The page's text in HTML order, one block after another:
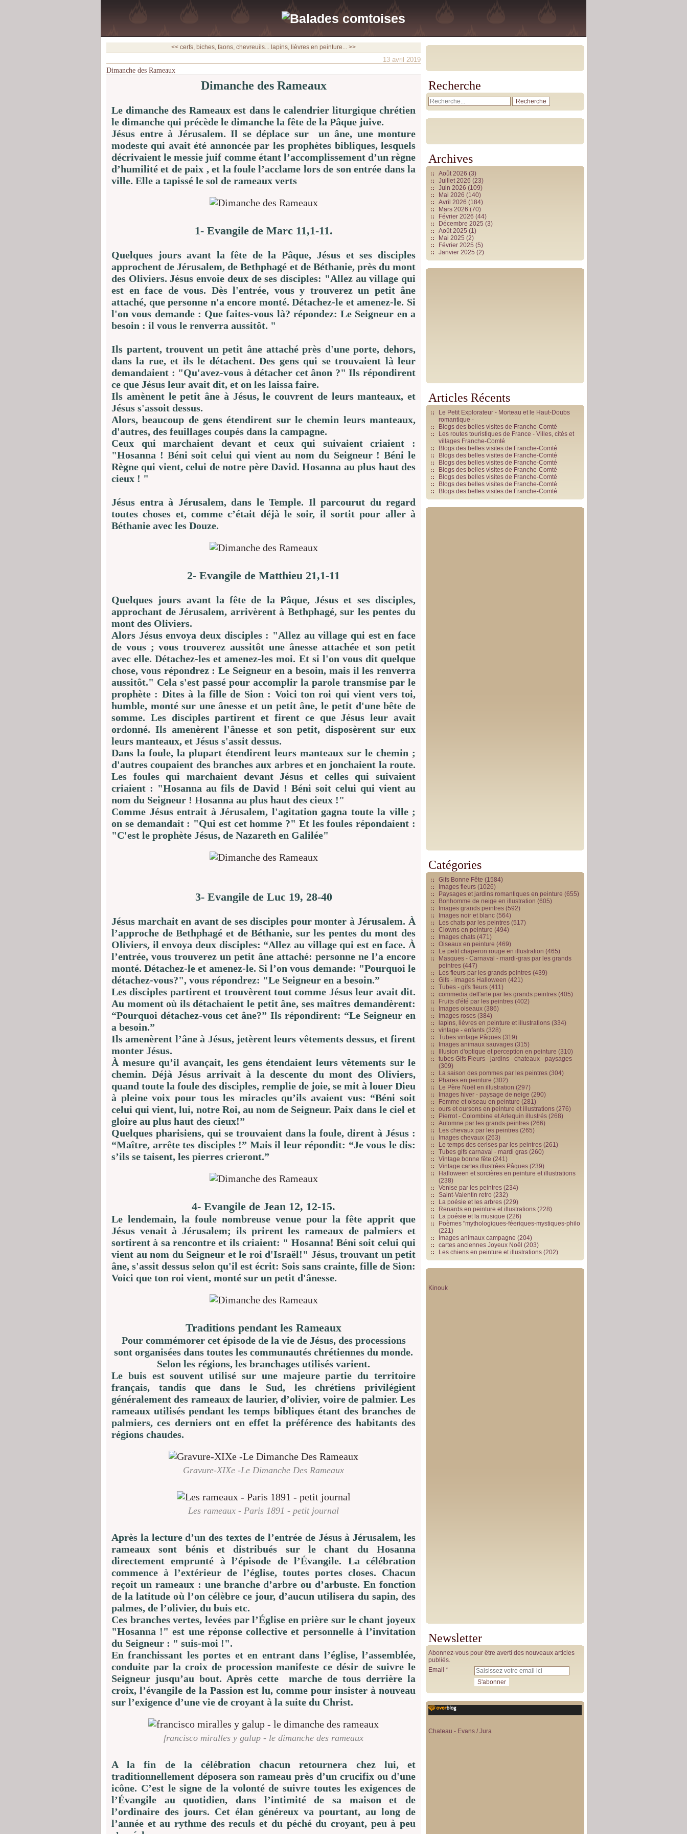
<< cerfs, biches, faons, chevreuils... lapins, lièvres en peinture... >>
13 avril 2019
Dimanche des Rameaux
Dimanche des Rameaux
Le dimanche des Rameaux est dans le calendrier liturgique chrétien
le dimanche qui précède le dimanche la fête de la Pâque juive.
Jésus entre à Jérusalem. Il se déplace sur un âne, une monture
modeste qui avait été annoncée par les prophètes bibliques, lesquels
décrivaient le messie juif comme étant l’accomplissement d’un règne
d’humilité et de paix , et la foule l’acclame lors de son entrée dans la
ville. Elle a tapissé le sol de rameaux verts
1- Evangile de Marc 11,1-11.
Quelques jours avant la fête de la Pâque, Jésus et ses disciples
approchent de Jérusalem, de Bethphagé et de Béthanie, près du mont
des Oliviers. Jésus envoie deux de ses disciples: "Allez au village qui
est en face de vous. Dès l'entrée, vous y trouverez un petit âne
attaché, que personne n'a encore monté. Détachez-le et amenez-le. Si
l'on vous demande : Que faites-vous là? répondez: Le Seigneur en a
besoin : il vous le renverra aussitôt. "
Ils partent, trouvent un petit âne attaché près d'une porte, dehors,
dans la rue, et ils le détachent. Des gens qui se trouvaient là leur
demandaient : "Qu'avez-vous à détacher cet ânon ?" Ils répondirent
ce que Jésus leur avait dit, et on les laissa faire.
Ils amènent le petit âne à Jésus, le couvrent de leurs manteaux, et
Jésus s'assoit dessus.
Alors, beaucoup de gens étendirent sur le chemin leurs manteaux,
d'autres, des feuillages coupés dans la campagne.
Ceux qui marchaient devant et ceux qui suivaient criaient :
"Hosanna ! Béni soit celui qui vient au nom du Seigneur ! Béni le
Règne qui vient, celui de notre père David. Hosanna au plus haut des
cieux ! "
Jésus entra à Jérusalem, dans le Temple. Il parcourut du regard
toutes choses et, comme c’était déjà le soir, il sortit pour aller à
Béthanie avec les Douze.
2- Evangile de Matthieu 21,1-11
Quelques jours avant la fête de la Pâque, Jésus et ses disciples,
approchant de Jérusalem, arrivèrent à Bethphagé, sur les pentes du
mont des Oliviers.
Alors Jésus envoya deux disciples : "Allez au village qui est en face
de vous ; vous trouverez aussitôt une ânesse attachée et son petit
avec elle. Détachez-les et amenez-les moi. Et si l'on vous dit quelque
chose, vous répondrez : Le Seigneur en a besoin, mais il les renverra
aussitôt." Cela s'est passé pour accomplir la parole transmise par le
prophète : Dites à la fille de Sion : Voici ton roi qui vient vers toi,
humble, monté sur une ânesse et un petit âne, le petit d'une bête de
somme. Les disciples partirent et firent ce que Jésus leur avait
ordonné. Ils amenèrent l'ânesse et son petit, disposèrent sur eux
leurs manteaux, et Jésus s'assit dessus.
Dans la foule, la plupart étendirent leurs manteaux sur le chemin ;
d'autres coupaient des branches aux arbres et en jonchaient la route.
Les foules qui marchaient devant Jésus et celles qui suivaient
criaient : "Hosanna au fils de David ! Béni soit celui qui vient au
nom du Seigneur ! Hosanna au plus haut des cieux !"
Comme Jésus entrait à Jérusalem, l'agitation gagna toute la ville ;
on se demandait : "Qui est cet homme ?" Et les foules répondaient :
"C'est le prophète Jésus, de Nazareth en Galilée"
3- Evangile de Luc 19, 28-40
Jésus marchait en avant de ses disciples pour monter à Jérusalem. À
l’approche de Bethphagé et de Béthanie, sur les pentes du mont des
Oliviers, il envoya deux disciples: “Allez au village qui est en face. À
l’entrée, vous trouverez un petit âne attaché: personne ne l’a encore
monté. Détachez-le et amenez-le. Si l’on vous demande: "Pourquoi le
détachez-vous?", vous répondrez: "Le Seigneur en a besoin.”
Les disciples partirent et trouvèrent tout comme Jésus leur avait dit.
Au moment où ils détachaient le petit âne, ses maîtres demandèrent:
“Pourquoi détachez-vous cet âne?” Ils répondirent: “Le Seigneur en
a besoin.”
Ils amenèrent l’âne à Jésus, jetèrent leurs vêtements dessus, et firent
monter Jésus.
À mesure qu’il avançait, les gens étendaient leurs vêtements sur le
chemin. Déjà Jésus arrivait à la descente du mont des Oliviers,
quand toute la foule des disciples, remplie de joie, se mit à louer Dieu
à pleine voix pour tous les miracles qu’ils avaient vus: “Béni soit
celui qui vient, lui, notre Roi, au nom de Seigneur. Paix dans le ciel et
gloire au plus haut des cieux!”
Quelques pharisiens, qui se trouvaient dans la foule, dirent à Jésus :
“Maître, arrête tes disciples !” Mais il leur répondit: “Je vous le dis:
s’ils se taisent, les pierres crieront.”
4- Evangile de Jean 12, 12-15.
Le lendemain, la foule nombreuse venue pour la fête apprit que
Jésus venait à Jérusalem; ils prirent les rameaux de palmiers et
sortirent à sa rencontre et ils criaient: " Hosanna! Béni soit celui qui
vient au nom du Seigneur et le roi d'Israël!" Jésus, trouvant un petit
âne, s'assit dessus selon qu'il est écrit: Sois sans crainte, fille de Sion:
Voici que ton roi vient, monté sur un petit d'ânesse.
Traditions pendant les Rameaux
Pour commémorer cet épisode de la vie de Jésus, des processions
sont organisées dans toutes les communautés chrétiennes du monde.
Selon les régions, les branchages utilisés varient.
Le buis est souvent utilisé sur une majeure partie du territoire
français, tandis que dans le Sud, les chrétiens privilégient
généralement des rameaux de laurier, d’olivier, voire de palmier. Les
rameaux utilisés pendant les temps bibliques étant des branches de
palmiers, ces derniers ont en effet la préférence des habitants des
régions chaudes.
Gravure-XIXe -Le Dimanche Des Rameaux
Les rameaux - Paris 1891 - petit journal
Après la lecture d’un des textes de l’entrée de Jésus à Jérusalem, les
rameaux sont bénis et distribués sur le chant du Hosanna
directement emprunté à l’épisode de l’Évangile. La célébration
commence à l’extérieur de l’église, toutes portes closes. Chacun
reçoit un rameaux : une branche d’arbre ou d’arbuste. En fonction
de la latitude où l’on célèbre ce jour, d’aucun utilisera du sapin, des
palmes, de l’olivier, du buis etc.
Ces branches vertes, levées par l’Église en prière sur le chant joyeux
"Hosanna !" est une réponse collective et personnelle à l’invitation
du Seigneur : " suis-moi !".
En franchissant les portes et en entrant dans l’église, l’assemblée,
conduite par la croix de procession manifeste ce désir de suivre le
Seigneur jusqu’au bout. Après cette marche de tous derrière la
croix, l’évangile de la Passion est lu, comme pour insister à nouveau
sur l’exigence d’une vie de croyant à la suite du Christ.
francisco miralles y galup - le dimanche des rameaux
A la fin de la célébration chacun retournera chez lui, et
traditionnellement déposera son rameau près d’un crucifix ou d'une
icône. C’est le signe de la volonté de suivre toutes les exigences de
l’Évangile au quotidien, dans l’intimité de sa maison et de
l’ordinaire des jours. Cet élan généreux va pourtant, au long de
l’année et au rythme des reculs et du péché du croyant, peu à peu
Recherche
Archives
Août 2026 (3)
Juillet 2026 (23)
Juin 2026 (109)
Mai 2026 (140)
Avril 2026 (184)
Mars 2026 (70)
Février 2026 (44)
Décembre 2025 (3)
Août 2025 (1)
Mai 2025 (2)
Février 2025 (5)
Janvier 2025 (2)
Articles Récents
Le Petit Explorateur - Morteau et le Haut-Doubs
romantique -
Blogs des belles visites de Franche-Comté
Les routes touristiques de France - Villes, cités et
villages Franche-Comté
Blogs des belles visites de Franche-Comté
Blogs des belles visites de Franche-Comté
Blogs des belles visites de Franche-Comté
Blogs des belles visites de Franche-Comté
Blogs des belles visites de Franche-Comté
Blogs des belles visites de Franche-Comté
Blogs des belles visites de Franche-Comté
Catégories
Gifs Bonne Fête (1584)
Images fleurs (1026)
Paysages et jardins romantiques en peinture (655)
Bonhomme de neige en illustration (605)
Images grands peintres (592)
Images noir et blanc (564)
Les chats par les peintres (517)
Clowns en peinture (494)
Images chats (471)
Oiseaux en peinture (469)
Le petit chaperon rouge en illustration (465)
Masques - Carnaval - mardi-gras par les grands
peintres (447)
Les fleurs par les grands peintres (439)
Gifs - images Halloween (421)
Tubes - gifs fleurs (411)
commedia dell'arte par les grands peintres (405)
Fruits d'été par les peintres (402)
Images oiseaux (386)
Images roses (384)
lapins, lièvres en peinture et illustrations (334)
vintage - enfants (328)
Tubes vintage Pâques (319)
Images animaux sauvages (315)
Illusion d'optique et perception en peinture (310)
tubes Gifs Fleurs - jardins - chateaux - paysages
(309)
La saison des pommes par les peintres (304)
Phares en peinture (302)
Le Père Noël en illustration (297)
Images hiver - paysage de neige (290)
Femme et oiseau en peinture (281)
ours et oursons en peinture et illustrations (276)
Pierrot - Colombine et Arlequin illustrés (268)
Automne par les grands peintres (266)
Les chevaux par les peintres (265)
Images chevaux (263)
Le temps des cerises par les peintres (261)
Tubes gifs carnaval - mardi gras (260)
Vintage bonne fête (241)
Vintage cartes illustrées Pâques (239)
Halloween et sorcières en peinture et illustrations
(238)
Venise par les peintres (234)
Saint-Valentin retro (232)
La poésie et les arbres (229)
Renards en peinture et illustrations (228)
La poésie et la musique (226)
Poèmes "mythologiques-féeriques-mystiques-philo
(221)
Images animaux campagne (204)
cartes anciennes Joyeux Noël (203)
Les chiens en peinture et illustrations (202)
Kinouk
Newsletter
Abonnez-vous pour être averti des nouveaux articles
publiés.
Email
Chateau - Evans / Jura